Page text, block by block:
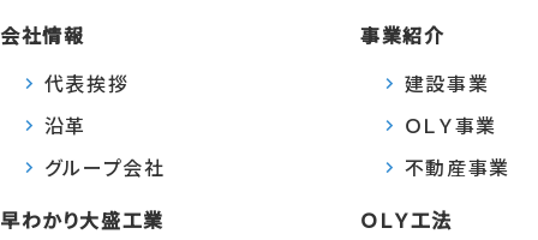
会社情報
代表挨拶
沿革
グループ会社
早わかり大盛工業
事業紹介
建設事業
ＯＬＹ事業
不動産事業
ＯＬＹ工法